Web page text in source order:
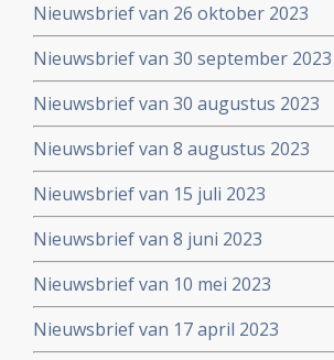
Nieuwsbrief van 26 oktober 2023
Nieuwsbrief van 30 september 2023
Nieuwsbrief van 30 augustus 2023
Nieuwsbrief van 8 augustus 2023
Nieuwsbrief van 15 juli 2023
Nieuwsbrief van 8 juni 2023
Nieuwsbrief van 10 mei 2023
Nieuwsbrief van 17 april 2023